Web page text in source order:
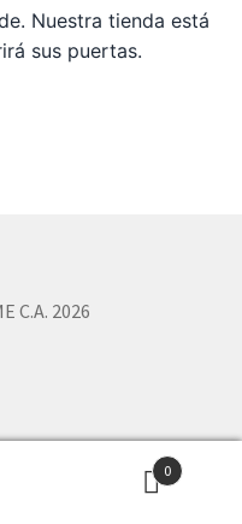
Nuestra tienda está
sus puertas.
C.A. 2026
0